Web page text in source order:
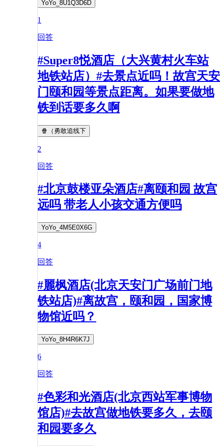
YoYo_8U1Q3D6D
1
回答
#Super8悦酒店（大兴黄村火车站
地铁站店）#去景点近吗！故宫天安
门颐和园等景点距离。如果要做地
铁到话要多久啊
🍿（勇敢追线下
2
回答
#北京鼓楼亚朵酒店#离颐和园 故宫
远吗 带老人小孩交通方便吗
YoYo_4M5E0X6G
4
回答
#麗枫酒店(北京天安门广场前门地
铁站店)#离故宫，颐和园，国家博
物馆近吗？
YoYo_8H4R6K7J
6
回答
#色彩和光酒店(北京西站军事博物
馆店)#去故宫做地铁要多久，去颐
和园要多久